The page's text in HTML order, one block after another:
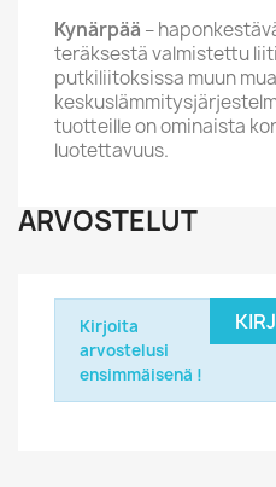
Kynärpää –
teräksestä valmistettu
putkiliitoksissa muun
tuotteille on ominaista
luotettavuus.
ARVOSTELUT
Kirjoita
arvostelusi
ensimmäisenä !